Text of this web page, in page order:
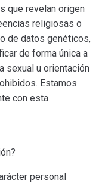
que revelan origen
religiosas o
de datos genéticos,
de forma única a
sexual u orientación
Estamos
con esta
personal